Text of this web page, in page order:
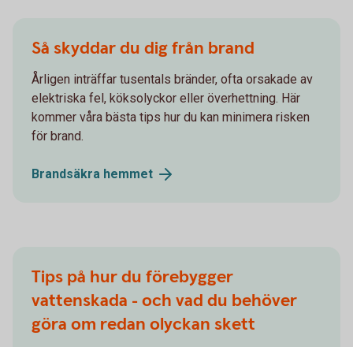
Så skyddar du dig från brand
Årligen inträffar tusentals bränder, ofta orsakade av
elektriska fel, köksolyckor eller överhettning. Här
kommer våra bästa tips hur du kan minimera risken
för brand.
Brandsäkra hemmet
Tips på hur du förebygger
vattenskada - och vad du behöver
göra om redan olyckan skett